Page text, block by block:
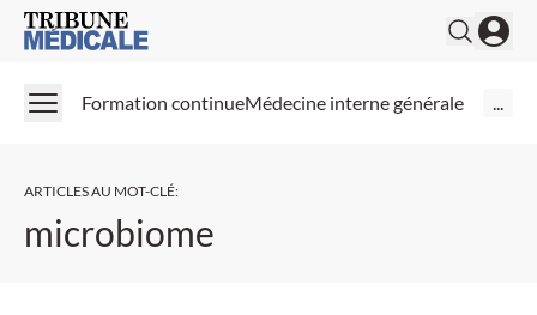
Medical Tribune
Formation continueMédecine interne générale ...
ARTICLES AU MOT-CLÉ:
microbiome